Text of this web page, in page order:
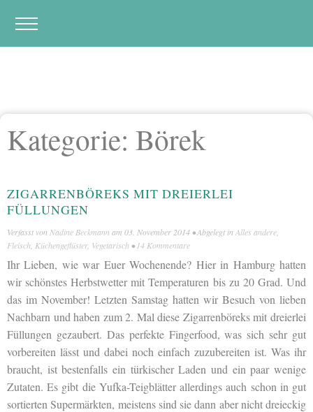
Kategorie: Börek
ZIGARRENBÖREKS MIT DREIERLEI
FÜLLUNGEN
Verfasst von Nadine Beckmann am 03. November 2014 • Abgelegt in Alles andere
Fleisch Küchengeflüster, Vegetarisch • 14 Kommentare
Ihr Lieben, wie war Euer Wochenende? Hier in Hamburg hatten
wir schönstes Herbstwetter mit Temperaturen bis zu 20 Grad. Und
das im November! Letzten Samstag hatten wir Besuch von lieben
Nachbarn und haben zum 2. Mal diese Zigarrenböreks mit dreierlei
Füllungen gezaubert. Das perfekte Fingerfood, was sich sehr gut
vorbereiten lässt und dabei noch einfach zuzubereiten ist. Was ihr
braucht, ist bestenfalls ein türkischer Laden und ein paar wenige
Zutaten. Es gibt die Yufka-Teigblätter allerdings auch schon in gut
sortierten Supermärkten, meistens sind sie dann aber nicht dreieckig